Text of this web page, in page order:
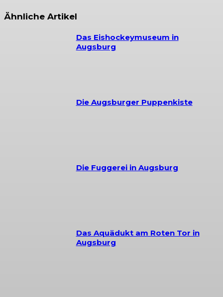
Ähnliche Artikel
Das Eishockeymuseum in
Augsburg
Die Augsburger Puppenkiste
Die Fuggerei in Augsburg
Das Aquädukt am Roten Tor in
Augsburg